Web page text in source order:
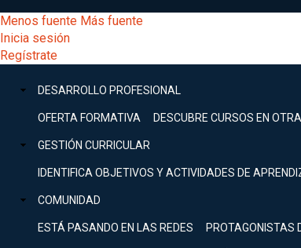
al
contenido
principal
[Educarchile
Escritorio]
Menú
entrar
Menos fuente Más fuente
Inicia sesión
Regístrate
Menú
principal
DESARROLLO PROFESIONAL
OFERTA FORMATIVA DESCUBRE CURSOS EN
GESTIÓN CURRICULAR
IDENTIFICA OBJETIVOS Y ACTIVIDADES DE
COMUNIDAD
ESTÁ PASANDO EN LAS REDES PROTAGONISTAS
Buscar
Menú
principal
DESARROLLO
Expand
GESTIÓN
Expand
COMUNIDAD
Expand
EXPLORACIÓN